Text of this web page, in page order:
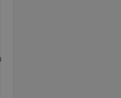
und leicht. Wärmt gut.